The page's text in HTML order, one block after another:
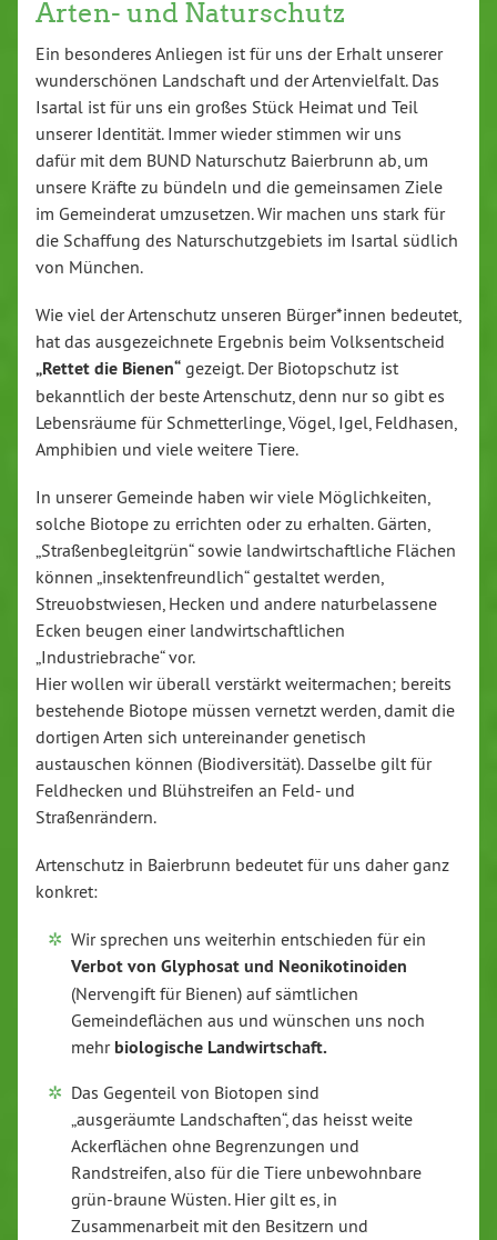
Arten- und Naturschutz
Ein besonderes Anliegen ist für uns der Erhalt unserer
wunderschönen Landschaft und der Artenvielfalt. Das
Isartal ist für uns ein großes Stück Heimat und Teil
unserer Identität. Immer wieder stimmen wir uns
dafür mit dem BUND Naturschutz Baierbrunn ab, um
unsere Kräfte zu bündeln und die gemeinsamen Ziele
im Gemeinderat umzusetzen. Wir machen uns stark für
die Schaffung des Naturschutzgebiets im Isartal südlich
von München.
Wie viel der Artenschutz unseren Bürger*innen bedeutet,
hat das ausgezeichnete Ergebnis beim Volksentscheid
„Rettet die Bienen“ gezeigt. Der Biotopschutz ist
bekanntlich der beste Artenschutz, denn nur so gibt es
Lebensräume für Schmetterlinge, Vögel, Igel, Feldhasen,
Amphibien und viele weitere Tiere.
In unserer Gemeinde haben wir viele Möglichkeiten,
solche Biotope zu errichten oder zu erhalten. Gärten,
„Straßenbegleitgrün“ sowie landwirtschaftliche Flächen
können „insektenfreundlich“ gestaltet werden,
Streuobstwiesen, Hecken und andere naturbelassene
Ecken beugen einer landwirtschaftlichen
„Industriebrache“ vor.
Hier wollen wir überall verstärkt weitermachen; bereits
bestehende Biotope müssen vernetzt werden, damit die
dortigen Arten sich untereinander genetisch
austauschen können (Biodiversität). Dasselbe gilt für
Feldhecken und Blühstreifen an Feld- und
Straßenrändern.
Artenschutz in Baierbrunn bedeutet für uns daher ganz
konkret:
Wir sprechen uns weiterhin entschieden für ein
Verbot von Glyphosat und Neonikotinoiden
(Nervengift für Bienen) auf sämtlichen
Gemeindeflächen aus und wünschen uns noch
mehrbiologische Landwirtschaft.
Das Gegenteil von Biotopen sind
„ausgeräumte Landschaften“, das heisst weite
Ackerflächen ohne Begrenzungen und
Randstreifen, also für die Tiere unbewohnbare
grün-braune Wüsten. Hier gilt es, in
Zusammenarbeit mit den Besitzern und